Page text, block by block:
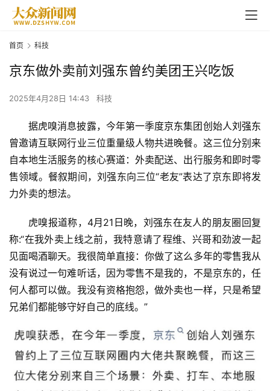
首页 科技
京东做外卖前刘强东曾约美团王兴吃饭
2025年4月28日 14:43 科技
据虎嗅消息披露，今年第一季度京东集团创始人刘强东
曾邀请互联网行业三位重量级人物共进晚餐。这三位分别来
自本地生活服务的核心赛道：外卖配送、出行服务和即时零
售领域。餐叙期间，刘强东向三位“老友”表达了京东即将发
力外卖的想法。
虎嗅报道称，4月21日晚，刘强东在友人的朋友圈回复
称:“在我外卖上线之前，我特意请了程维、兴哥和劲波一起
见面喝酒聊天。我很简单直接：你做了这么多年的零售我从
没有说过一句难听话，因为零售不是我的，不是京东的，任
何人都可以做。我没有资格抱怨，做外卖也一样，只是希望
兄弟们都能够守好自己的底线。”